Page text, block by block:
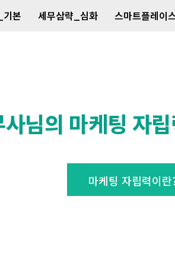
본 세무삼략_심화 스마트플레이
님의 마케팅 자
마케팅 자립력이란